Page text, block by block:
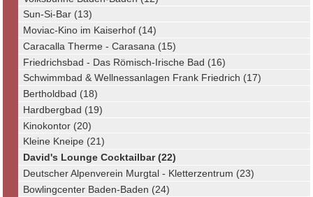
Sun-Si-Bar (13)
Moviac-Kino im Kaiserhof (14)
Caracalla Therme - Carasana (15)
Friedrichsbad - Das Römisch-Irische Bad (16)
Schwimmbad & Wellnessanlagen Frank Friedrich (17)
Bertholdbad (18)
Hardbergbad (19)
Kinokontor (20)
Kleine Kneipe (21)
David's Lounge Cocktailbar (22)
Deutscher Alpenverein Murgtal - Kletterzentrum (23)
Bowlingcenter Baden-Baden (24)